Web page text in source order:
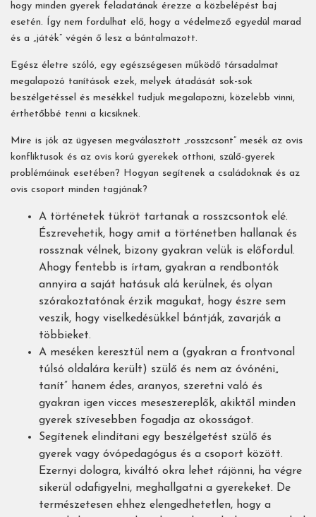
hogy minden gyerek feladatának érezze a közbelépést baj
esetén. Így nem fordulhat elő, hogy a védelmező egyedül marad
és a „játék” végén ő lesz a bántalmazott.
Egész életre szóló, egy egészségesen működő társadalmat
megalapozó tanítások ezek, melyek átadását sok-sok
beszélgetéssel és mesékkel tudjuk megalapozni, közelebb vinni,
érthetőbbé tenni a kicsiknek.
Mire is jók az ügyesen megválasztott „rosszcsont” mesék az ovis
konfliktusok és az ovis korú gyerekek otthoni, szülő-gyerek
problémáinak esetében? Hogyan segítenek a családoknak és az
ovis csoport minden tagjának?
A történetek tükröt tartanak a rosszcsontok elé.
Észrevehetik, hogy amit a történetben hallanak és
rossznak vélnek, bizony gyakran velük is előfordul.
Ahogy fentebb is írtam, gyakran a rendbontók
annyira a saját hatásuk alá kerülnek, és olyan
szórakoztatónak érzik magukat, hogy észre sem
veszik, hogy viselkedésükkel bántják, zavarják a
többieket.
A meséken keresztül nem a (gyakran a frontvonal
túlsó oldalára került) szülő és nem az óvónéni„
tanít” hanem édes, aranyos, szeretni való és
gyakran igen vicces meseszereplők, akiktől minden
gyerek szívesebben fogadja az okosságot.
Segítenek elindítani egy beszélgetést szülő és
gyerek vagy óvópedagógus és a csoport között.
Ezernyi dologra, kiváltó okra lehet rájönni, ha végre
sikerül odafigyelni, meghallgatni a gyerekeket. De
természetesen ehhez elengedhetetlen, hogy a